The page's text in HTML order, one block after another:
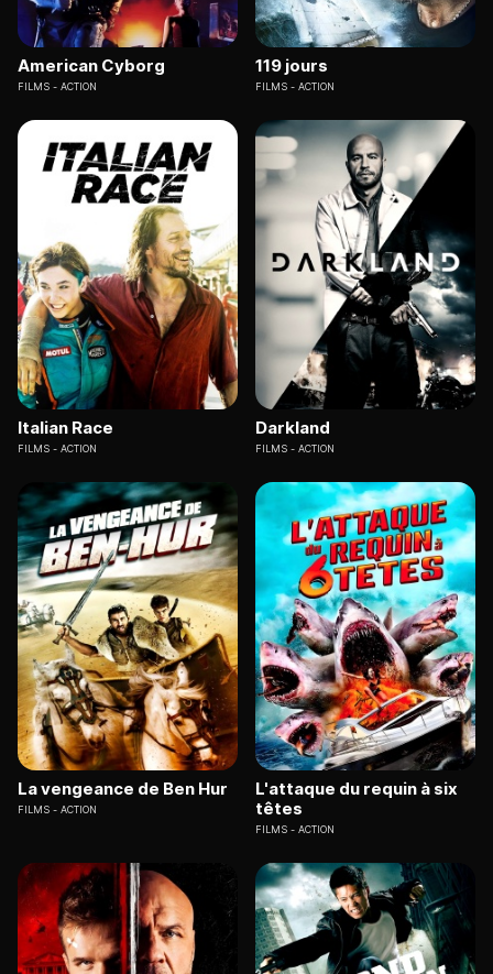
American Cyborg
FILMS ACTION
119 jours
FILMS ACTION
Italian Race
FILMS ACTION
Darkland
FILMS ACTION
La vengeance de Ben Hur
FILMS ACTION
L'attaque du requin à six
têtes
FILMS ACTION